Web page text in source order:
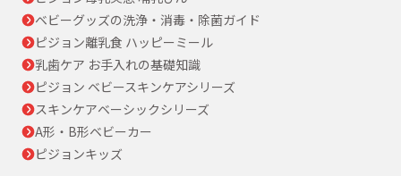
ベビーグッズの洗浄・消毒・除菌ガイド
ピジョン離乳食 ハッピーミール
乳歯ケア お手入れの基礎知識
ピジョン ベビースキンケアシリーズ
スキンケアベーシックシリーズ
A形・B形ベビーカー
ピジョンキッズ